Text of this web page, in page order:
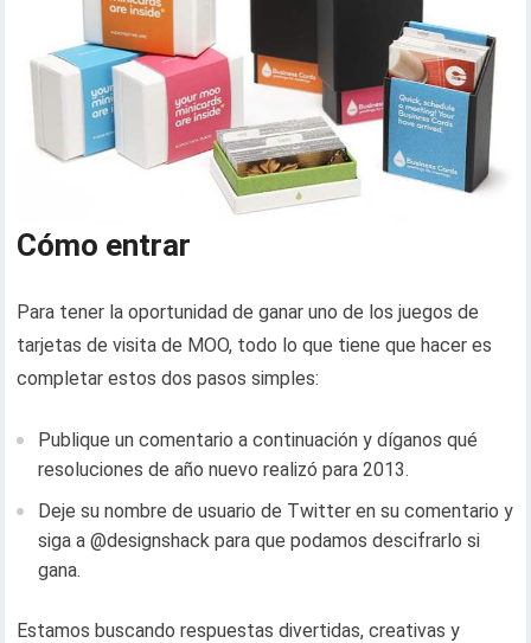
Cómo entrar
Para tener la oportunidad de ganar uno de los juegos de
tarjetas de visita de MOO, todo lo que tiene que hacer es
completar estos dos pasos simples:
Publique un comentario a continuación y díganos qué
resoluciones de año nuevo realizó para 2013.
Deje su nombre de usuario de Twitter en su comentario y
siga a @designshack para que podamos descifrarlo si
gana.
Estamos buscando respuestas divertidas, creativas y